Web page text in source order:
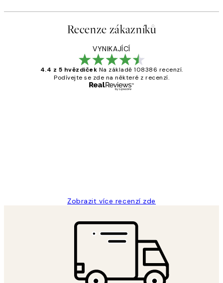
Recenze zákazníků
VYNIKAJÍCÍ
4.4 z 5 hvězdiček Na základě 108386 recenzí.
Podívejte se zde na některé z recenzí.
Zobrazit více recenzí zde